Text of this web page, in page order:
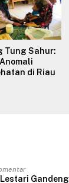
& Teknikal
Tung Sahur:
di Riau
Gandeng